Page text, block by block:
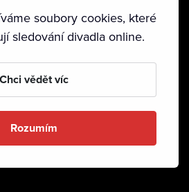
soubory cookies, které
sledování divadla online.
Chci vědět víc
Rozumím